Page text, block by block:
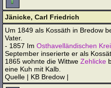
Jänicke, Carl Friedrich
Um 1849 als Kossäth in Bredow
Vater.
- 1857 Im Osthavelländischen
September inserierte er als
1865 wohnte die Wittwe Zehlicke
eine Kuh mit Kalb.
Quelle | KB Bredow |